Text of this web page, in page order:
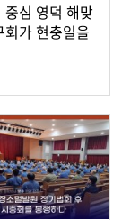
중심 영덕 해맞
회가 현충일을